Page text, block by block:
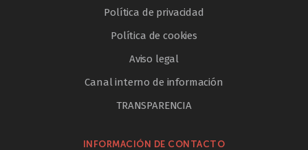
Política de privacidad
Política de cookies
Aviso legal
Canal interno de información
TRANSPARENCIA
INFORMACIÓN DE CONTACTO